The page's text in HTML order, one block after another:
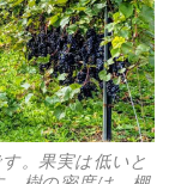
。果実は低いと